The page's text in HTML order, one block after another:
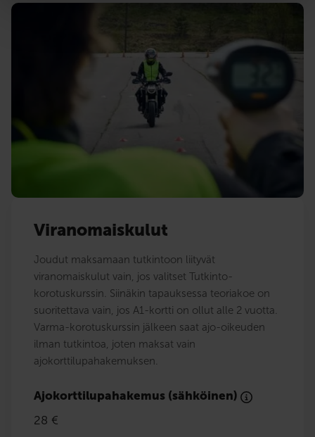
Viranomaiskulut
Joudut maksamaan tutkintoon liityvät
viranomaiskulut vain, jos valitset Tutkinto-
korotuskurssin. Siinäkin tapauksessa teoriakoe on
suoritettava vain, jos A1-kortti on ollut alle 2 vuotta.
Varma-korotuskurssin jälkeen saat ajo-oikeuden
ilman tutkintoa, joten maksat vain
ajokorttilupahakemuksen.
Ajokorttilupahakemus (sähköinen)
28 €